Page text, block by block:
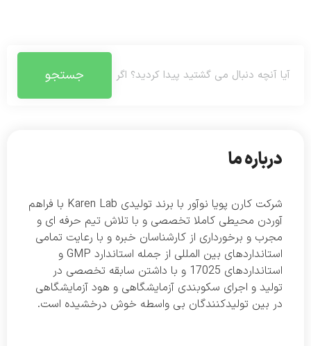
جستجو
درباره ما
شرکت کارن پویا نوآور با برند تولیدی Karen Lab با فراهم
آوردن محیطی کاملا تخصصی و با تلاش تیم حرفه ای و
مجرب و برخورداری از کارشناسان خبره و با رعایت تمامی
استانداردهای بین المللی از جمله استاندارد GMP و
استانداردهای 17025 و با داشتن سابقه تخصصی در
تولید و اجرای سکوبندی آزمایشگاهی و هود آزمایشگاهی
در بین تولیدکنندگان بی واسطه خوش درخشیده است.